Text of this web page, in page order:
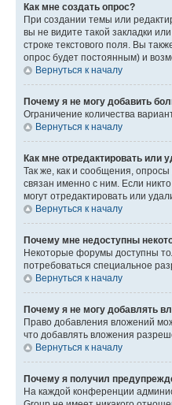
Как мне создать опрос?
При создании темы или
вы не видите такой закладки
строке текстового поля. Вы
опрос будет постоянным) и
Вернуться к началу
Почему я не могу добавить
Ограничение количества
Вернуться к началу
Как мне отредактировать или
Так же, как и сообщения,
связан именно с ним. Если
могут отредактировать или
Вернуться к началу
Почему мне недоступны
Некоторые форумы доступны
потребоваться специальное
Вернуться к началу
Почему я не могу добавлять
Право добавления вложений
что добавлять вложения
Вернуться к началу
Почему я получил
На каждой конференции